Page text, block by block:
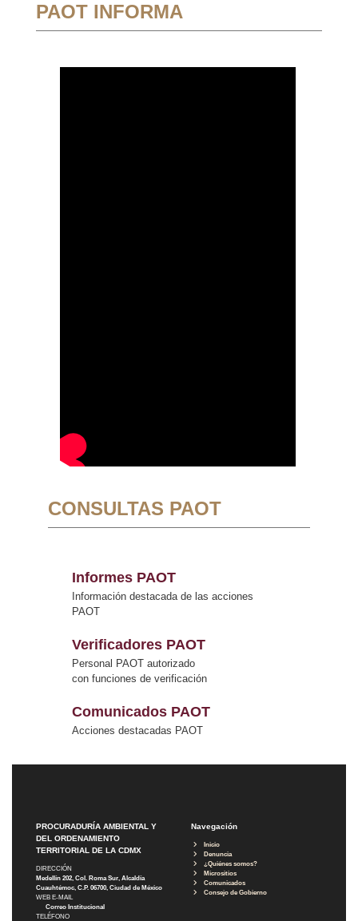
PAOT INFORMA
CONSULTAS PAOT
Informes PAOT
Información destacada de las acciones
PAOT
Verificadores PAOT
Personal PAOT autorizado
con funciones de verificación
Comunicados PAOT
Acciones destacadas PAOT
PROCURADURÍA AMBIENTAL Y
DEL ORDENAMIENTO
TERRITORIAL DE LA CDMX
DIRECCIÓN
Medellín 202, Col. Roma Sur, Alcaldía
Cuauhtémoc, C.P. 06700, Ciudad de México
WEB E-MAIL
Correo Institucional
TELÉFONO
Navegación
Inicio
Denuncia
¿Quiénes somos?
Micrositios
Comunicados
Consejo de Gobierno